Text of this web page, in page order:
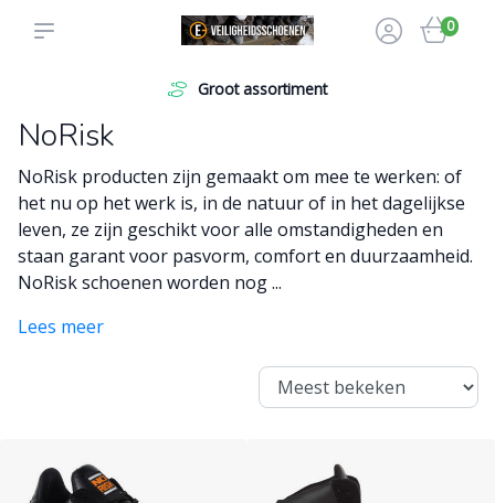
0
NoRisk
NoRisk producten zijn gemaakt om mee te werken: of
het nu op het werk is, in de natuur of in het dagelijkse
leven, ze zijn geschikt voor alle omstandigheden en
staan garant voor pasvorm, comfort en duurzaamheid.
NoRisk schoenen worden nog ...
Lees meer